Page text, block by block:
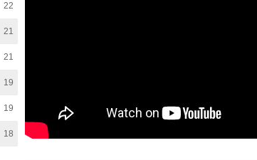
22
21
21
19
19
18